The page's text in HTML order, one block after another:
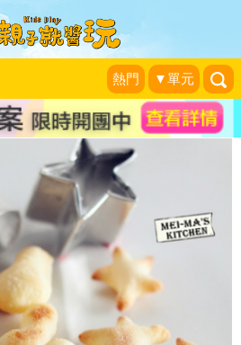
熱門 ▼單元
～酥脆星星米餅